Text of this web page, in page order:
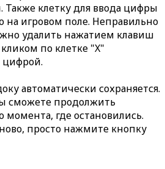
Также клетку для ввода цифры
игровом поле. Неправильно
удалить нажатием клавиш
по клетке "X"
цифрой.
автоматически сохраняется.
сможете продолжить
момента, где остановились.
просто нажмите кнопку